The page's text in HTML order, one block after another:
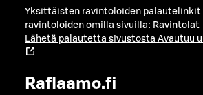
Yksittäisten ravintoloiden palautelinkit
ravintoloiden omilla sivuilla: Ravintolat
Lähetä palautetta sivustosta Avautuu
Raflaamo.fi